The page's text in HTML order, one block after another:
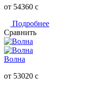
от 54360 c
Подробнее
Сравнить
Волна
от 53020 c